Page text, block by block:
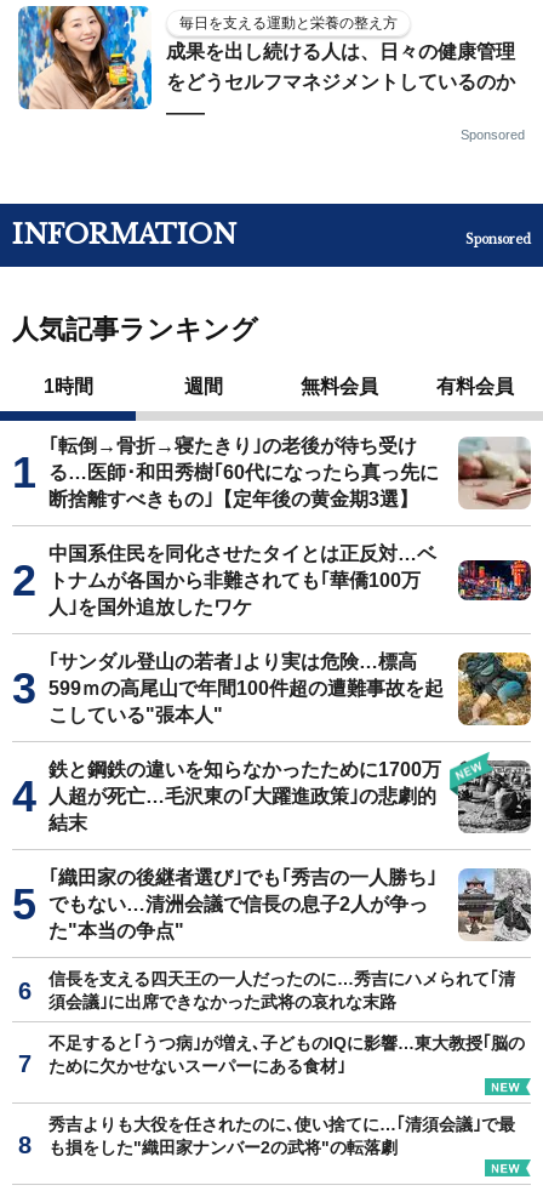
毎日を支える運動と栄養の整え方
成果を出し続ける人は、日々の健康管理
をどうセルフマネジメントしているのか
——
Sponsored
INFORMATION Sponsored
人気記事ランキング
1時間 週間 無料会員 有料会員
｢転倒→骨折→寝たきり｣の老後が待ち受け
る…医師･和田秀樹｢60代になったら真っ先に
断捨離すべきもの｣【定年後の黄金期3選】
中国系住民を同化させたタイとは正反対…ベ
トナムが各国から非難されても｢華僑100万
人｣を国外追放したワケ
｢サンダル登山の若者｣より実は危険…標高
599ｍの高尾山で年間100件超の遭難事故を起
こしている"張本人"
鉄と鋼鉄の違いを知らなかったために1700万
人超が死亡…毛沢東の｢大躍進政策｣の悲劇的
結末
｢織田家の後継者選び｣でも｢秀吉の一人勝ち｣
でもない…清洲会議で信長の息子2人が争っ
た"本当の争点"
信長を支える四天王の一人だったのに…秀吉にハメられて｢清
須会議｣に出席できなかった武将の哀れな末路
不足すると｢うつ病｣が増え､子どものIQに影響…東大教授｢脳の
ために欠かせないスーパーにある食材｣
秀吉よりも大役を任されたのに､使い捨てに…｢清須会議｣で最
も損をした"織田家ナンバー2の武将"の転落劇